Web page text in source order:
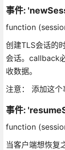
事件:
function
创建TLS会话的
会话。callback
收数据。
注意： 添加这个
事件:
function
当客户端想恢复